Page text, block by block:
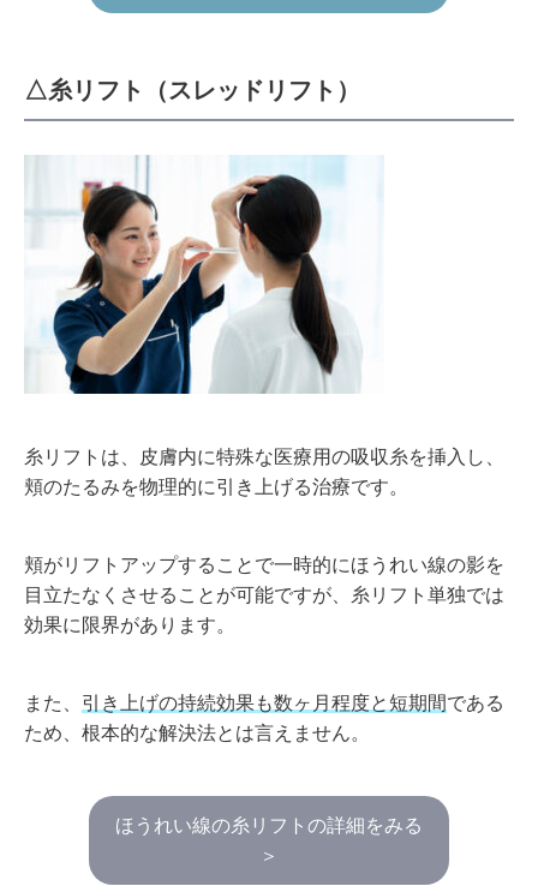
△糸リフト（スレッドリフト）
糸リフトは、皮膚内に特殊な医療用の吸収糸を挿入し、
頬のたるみを物理的に引き上げる治療です。
頬がリフトアップすることで一時的にほうれい線の影を
目立たなくさせることが可能ですが、糸リフト単独では
効果に限界があります。
また、 引き上げの持続効果も数ヶ月程度と短期間である
ため、根本的な解決法とは言えません。
ほうれい線の糸リフトの詳細をみる
＞